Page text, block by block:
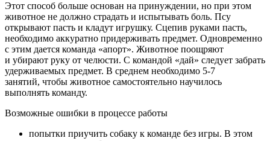
Этот способ больше основан на принуждении, но при этом
животное не должно страдать и испытывать боль. Псу
открывают пасть и кладут игрушку. Сцепив руками пасть,
необходимо аккуратно придерживать предмет. Одновременно
с этим дается команда «апорт». Животное поощряют
и убирают руку от челюсти. С командой «дай» следует забрать
удерживаемых предмет. В среднем необходимо 5-7
занятий, чтобы животное самостоятельно научилось
выполнять команду.
Возможные ошибки в процессе работы
попытки приучить собаку к команде без игры. В этом